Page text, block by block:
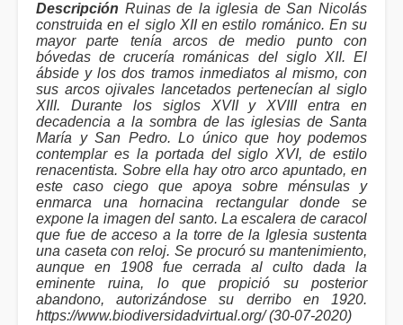
Descripción Ruinas de la iglesia de San Nicolás
construida en el siglo XII en estilo románico. En su
mayor parte tenía arcos de medio punto con
bóvedas de crucería románicas del siglo XII. El
ábside y los dos tramos inmediatos al mismo, con
sus arcos ojivales lancetados pertenecían al siglo
XIII. Durante los siglos XVII y XVIII entra en
decadencia a la sombra de las iglesias de Santa
María y San Pedro. Lo único que hoy podemos
contemplar es la portada del siglo XVI, de estilo
renacentista. Sobre ella hay otro arco apuntado, en
este caso ciego que apoya sobre ménsulas y
enmarca una hornacina rectangular donde se
expone la imagen del santo. La escalera de caracol
que fue de acceso a la torre de la Iglesia sustenta
una caseta con reloj. Se procuró su mantenimiento,
aunque en 1908 fue cerrada al culto dada la
eminente ruina, lo que propició su posterior
abandono, autorizándose su derribo en 1920.
https://www.biodiversidadvirtual.org/ (30-07-2020)